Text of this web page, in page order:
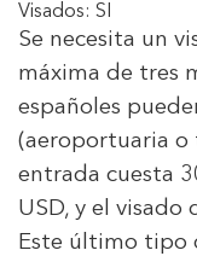
Visados: SI
Se necesita un
máxima de tres
españoles
(aeroportuaria o
entrada cuesta
USD, y el visado
Este último tipo